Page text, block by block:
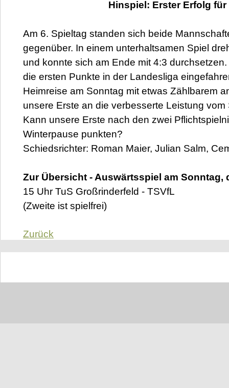
Hinspiel: Erster Erfolg für
Am 6. Spieltag standen sich beide
gegenüber. In einem unterhaltsamen Spiel
und konnte sich am Ende mit 4:3
die ersten Punkte in der Landesliga
Heimreise am Sonntag mit etwas Zählbarem
unsere Erste an die verbesserte Leistung
Kann unsere Erste nach den zwei
Winterpause punkten?
Schiedsrichter: Roman Maier, Julian Salm,
Zur Übersicht - Auswärtsspiel am Sonntag,
15 Uhr TuS Großrinderfeld - TSVfL
(Zweite ist spielfrei)
Zurück